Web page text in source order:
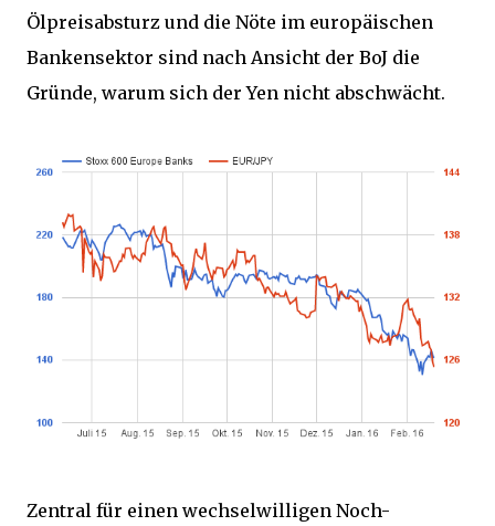
Ölpreisabsturz und die Nöte im europäischen
Bankensektor sind nach Ansicht der BoJ die
Gründe, warum sich der Yen nicht abschwächt.
Zentral für einen wechselwilligen Noch-